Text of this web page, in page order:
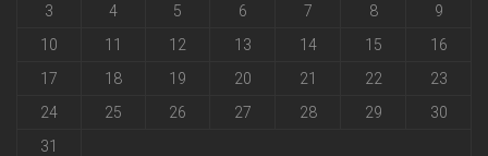
3
4 5 6 7 8
9
10
11 12 13 14 15
16
17
18 19 20 21 22
23
24
25 26 27 28 29
30
31